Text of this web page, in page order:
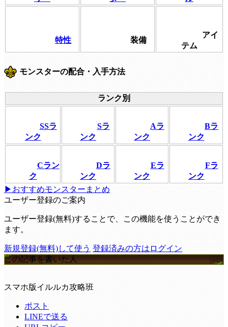
特性 装備
アイ
テム
モンスターの配合・入手方法
ランク別
SSラ
ンク
Sラ
ンク
Aラ
ンク
Bラ
ンク
Cラン
ク
Dラ
ンク
Eラ
ンク
Fラ
ンク
▶おすすめモンスターまとめ
ユーザー登録のご案内
ユーザー登録(無料)することで、この機能を使うことができ
ます。
新規登録(無料)して使う 登録済みの方はログイン
この記事を書いた人
スマホ版イルルカ攻略班
ポスト
LINEで送る